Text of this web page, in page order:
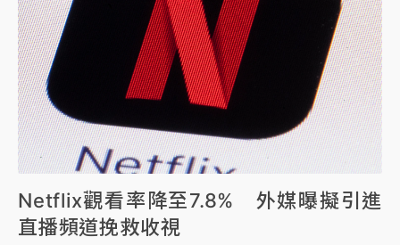
Netflix觀看率降至7.8% 外媒曝擬引進
直播頻道挽救收視